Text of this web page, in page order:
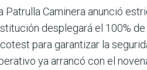
Patrulla Caminera anunció
desplegará el 100%
para garantizar la
ya arrancó con el